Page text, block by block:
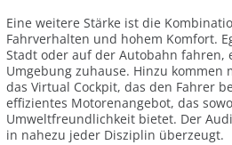
Eine weitere Stärke ist die
Fahrverhalten und hohem Komfort.
Stadt oder auf der Autobahn
Umgebung zuhause. Hinzu kommen
das Virtual Cockpit, das den Fahrer
effizientes Motorenangebot, das
Umweltfreundlichkeit bietet. Der
in nahezu jeder Disziplin überzeugt.